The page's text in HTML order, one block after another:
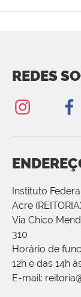
REDES
Instituto
Acre
Via Chico
310
Horário de
12h e das 14h
E-mail: